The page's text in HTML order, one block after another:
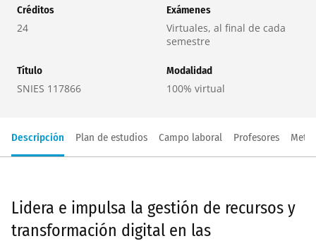
Créditos
24
Exámenes
Virtuales, al final de cada
semestre
Título
SNIES 117866
Modalidad
100% virtual
Descripción Plan de estudios Campo laboral Profesores
Lidera e impulsa la gestión de recursos y
transformación digital en las